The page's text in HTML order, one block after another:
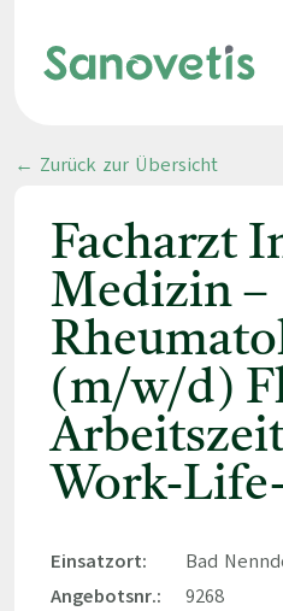
← Zurück zur Übersicht
Facharzt
Medizin –
(m/w/d)
Work-
Einsatzort:
Bad
Angebotsnr.:
9268